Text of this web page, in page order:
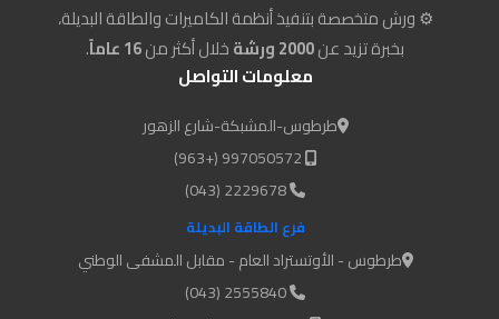
⚙️ ورش متخصصة بتنفيذ أنظمة الكاميرات والطاقة البديلة،
بخبرة تزيد عن2000 ورشة خلال أكثر من16 عاماً
.
معلومات التواصل
طرطوس-المشبكة-شارع الزهور
2229678 (043)
فرع الطاقة البديلة
طرطوس - الأوتستراد العام - مقابل المشفى الوطني
2555840 (043)